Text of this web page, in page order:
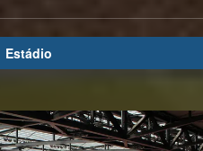
Estádio